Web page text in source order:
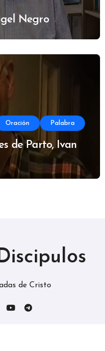
Negro
Oración Palabra
de Parto, Ivan
de Cristo